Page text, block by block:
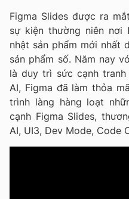
Figma Slides được ra
sự kiện thường niên nơi
nhật sản phẩm mới nhất
sản phẩm số. Năm nay
là duy trì sức cạnh
AI, Figma đã làm thỏa
trình làng hàng loạt
cạnh Figma Slides,
AI, UI3, Dev Mode, Code